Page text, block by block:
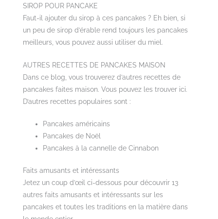
SIROP POUR PANCAKE
Faut-il ajouter du sirop à ces pancakes ? Eh bien, si
un peu de sirop d’érable rend toujours les pancakes
meilleurs, vous pouvez aussi utiliser du miel.
AUTRES RECETTES DE PANCAKES MAISON
Dans ce blog, vous trouverez d’autres recettes de
pancakes faites maison. Vous pouvez les trouver ici.
D’autres recettes populaires sont :
Pancakes américains
Pancakes de Noël
Pancakes à la cannelle de Cinnabon
Faits amusants et intéressants
Jetez un coup d’œil ci-dessous pour découvrir 13
autres faits amusants et intéressants sur les
pancakes et toutes les traditions en la matière dans